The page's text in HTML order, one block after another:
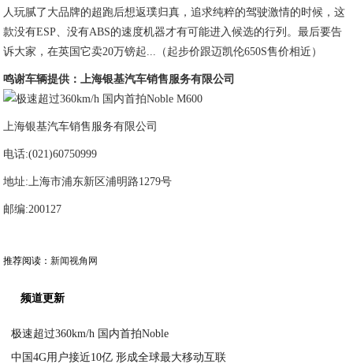
人玩腻了大品牌的超跑后想返璞归真，追求纯粹的驾驶激情的时候，这
款没有ESP、没有ABS的速度机器才有可能进入候选的行列。最后要告
诉大家，在英国它卖20万镑起...（起步价跟迈凯伦650S售价相近）
鸣谢车辆提供：上海银基汽车销售服务有限公司
上海银基汽车销售服务有限公司
电话:(021)60750999
地址:上海市浦东新区浦明路1279号
邮编:200127
推荐阅读：新闻视角网
频道更新
极速超过360km/h 国内首拍Noble
中国4G用户接近10亿 形成全球最大移动互联